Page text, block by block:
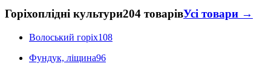
Горіхоплідні культури204 товарівУсі товари →
Волоський горіх108
Фундук, ліщина96